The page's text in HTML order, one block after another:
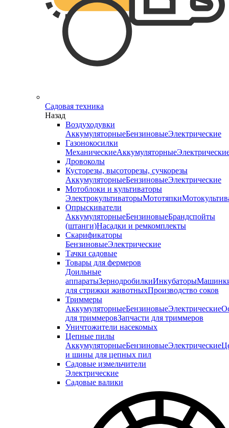
Садовая техника
Назад
Воздуходувки
АккумуляторныеБензиновыеЭлектрические
Газонокосилки
МеханическиеАккумуляторные
Дровоколы
Кусторезы, высоторезы, сучкорезы
АккумуляторныеБензиновыеЭлектрические
Мотоблоки и культиваторы
ЭлектрокультиваторыМототяпки
Опрыскиватели
АккумуляторныеБензиновыеБрандспойты
(штанги)Насадки и ремкомплекты
Скарификаторы
БензиновыеЭлектрические
Тачки садовые
Товары для фермеров
Доильные
аппаратыЗернодробилкиИнкубаторы
для стрижки животныхПроизводство соков
Триммеры
АккумуляторныеБензиновыеЭлектрические
для триммеровЗапчасти для триммеров
Уничтожители насекомых
Цепные пилы
АккумуляторныеБензиновыеЭлектрические
и шины для цепных пил
Садовые измельчители
Электрические
Садовые валики